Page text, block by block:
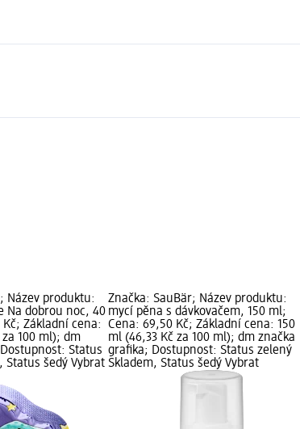
Název produktu:
Na dobrou noc, 40
Základní cena:
100 ml); dm
Status
Status šedý Vybrat
Značka: SauBär; Název produktu:
mycí pěna s dávkovačem, 150 ml;
Cena: 69,50 Kč; Základní cena: 150
ml (46,33 Kč za 100 ml); dm značka
grafika; Dostupnost: Status zelený
Skladem, Status šedý Vybrat